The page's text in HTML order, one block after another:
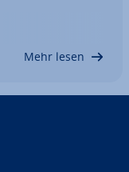
zu sein.
Mehr lesen